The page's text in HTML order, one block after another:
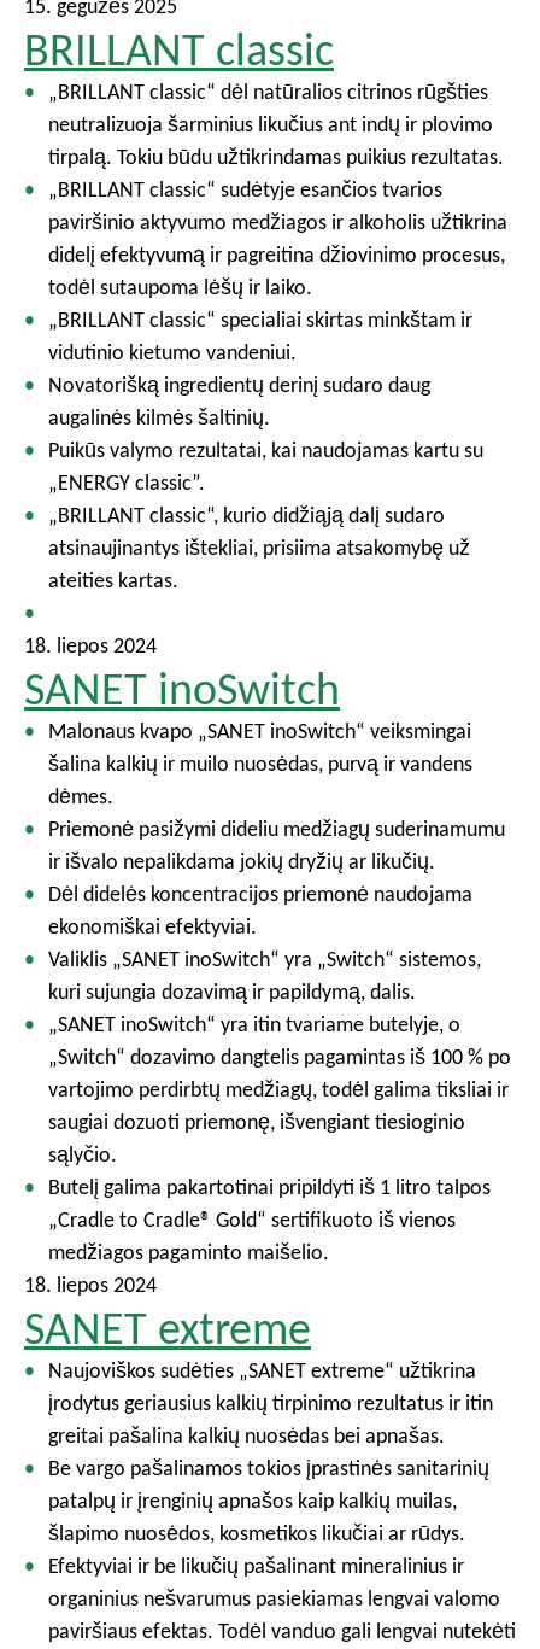
15. gegužės 2025
BRILLANT classic
„BRILLANT classic“ dėl natūralios citrinos rūgšties
neutralizuoja šarminius likučius ant indų ir plovimo
tirpalą. Tokiu būdu užtikrindamas puikius rezultatas.
„BRILLANT classic“ sudėtyje esančios tvarios
paviršinio aktyvumo medžiagos ir alkoholis užtikrina
didelį efektyvumą ir pagreitina džiovinimo procesus,
todėl sutaupoma lėšų ir laiko.
„BRILLANT classic“ specialiai skirtas minkštam ir
vidutinio kietumo vandeniui.
Novatorišką ingredientų derinį sudaro daug
augalinės kilmės šaltinių.
Puikūs valymo rezultatai, kai naudojamas kartu su
„ENERGY classic”.
„BRILLANT classic“, kurio didžiąją dalį sudaro
atsinaujinantys ištekliai, prisiima atsakomybę už
ateities kartas.
18. liepos 2024
SANET inoSwitch
Malonaus kvapo „SANET inoSwitch“ veiksmingai
šalina kalkių ir muilo nuosėdas, purvą ir vandens
dėmes.
Priemonė pasižymi dideliu medžiagų suderinamumu
ir išvalo nepalikdama jokių dryžių ar likučių.
Dėl didelės koncentracijos priemonė naudojama
ekonomiškai efektyviai.
Valiklis „SANET inoSwitch“ yra „Switch“ sistemos,
kuri sujungia dozavimą ir papildymą, dalis.
„SANET inoSwitch“ yra itin tvariame butelyje, o
„Switch“ dozavimo dangtelis pagamintas iš 100 % po
vartojimo perdirbtų medžiagų, todėl galima tiksliai ir
saugiai dozuoti priemonę, išvengiant tiesioginio
sąlyčio.
Butelį galima pakartotinai pripildyti iš 1 litro talpos
„Cradle to Cradle® Gold“ sertifikuoto iš vienos
medžiagos pagaminto maišelio.
18. liepos 2024
SANET extreme
Naujoviškos sudėties „SANET extreme“ užtikrina
įrodytus geriausius kalkių tirpinimo rezultatus ir itin
greitai pašalina kalkių nuosėdas bei apnašas.
Be vargo pašalinamos tokios įprastinės sanitarinių
patalpų ir įrenginių apnašos kaip kalkių muilas,
šlapimo nuosėdos, kosmetikos likučiai ar rūdys.
Efektyviai ir be likučių pašalinant mineralinius ir
organinius nešvarumus pasiekiamas lengvai valomo
paviršiaus efektas. Todėl vanduo gali lengvai nutekėti